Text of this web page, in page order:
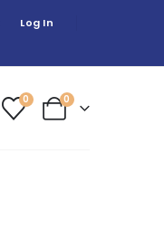
Log In
0 0